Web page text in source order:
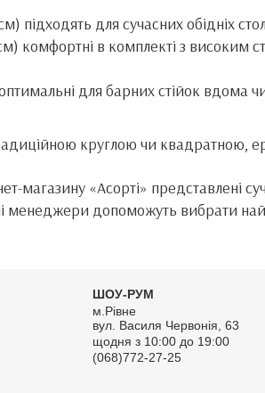
підходять для сучасних обідніх
комфортні в комплекті з високим
для барних стійок вдома
круглою чи квадратною,
магазину «Асорті» представлені
менеджери допоможуть вибрати
ШОУ-РУМ
м.Рівне
вул. Василя Червонія, 63
щодня з 10:00 до 19:00
(068)772-27-25